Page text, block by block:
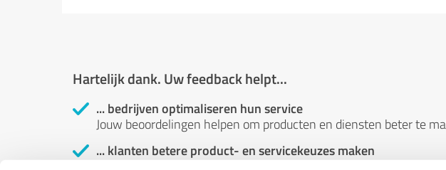
Hartelijk dank. Uw feedback helpt...
... bedrijven optimaliseren hun service
Jouw beoordelingen helpen om producten en diensten beter te
... klanten betere product- en servicekeuzes maken